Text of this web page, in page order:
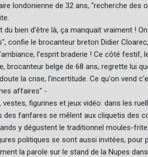
londonienne de 32 ans, "recherche des
du bien d'être là, ça manquait vraiment !
confie le brocanteur breton Didier
l'esprit braderie ! Ce côté festif,
brocanteur belge de 68 ans, regrette lui
la crise, l'incertitude. Ce qu'on vend
affaires" -
vestes, figurines et jeux vidéo: dans les
des fanfares se mêlent aux cliquetis des
y dégustent le traditionnel moules-
politiques se sont aussi invitées,
la parole sur le stand de la Nupes